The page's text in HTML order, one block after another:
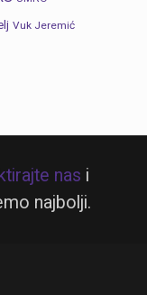
Vuk Jeremić
nas i
najbolji.